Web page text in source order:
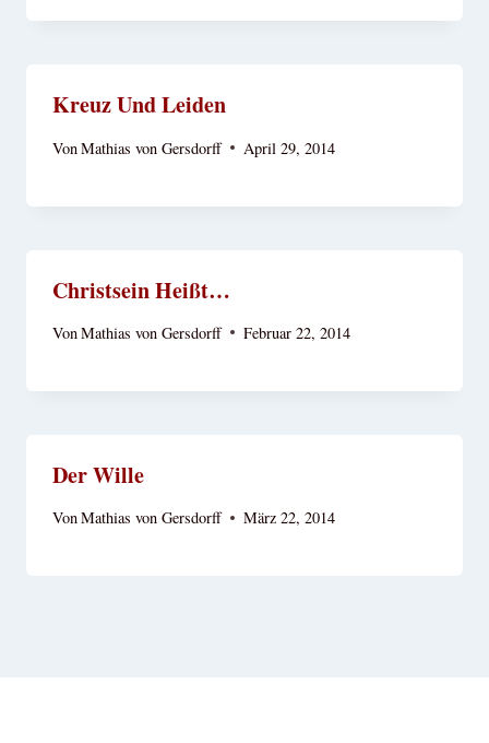
Kreuz Und Leiden
VonMathias von Gersdorff April 29, 2014
Christsein Heißt…
VonMathias von Gersdorff Februar 22, 2014
Der Wille
VonMathias von Gersdorff März 22, 2014